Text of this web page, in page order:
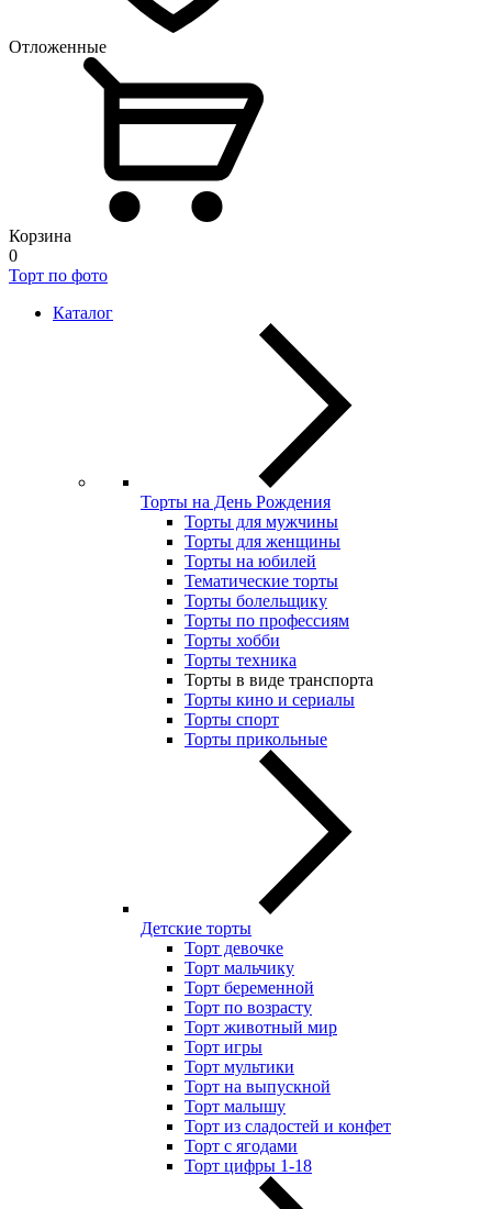
Отложенные
Корзина
0
Торт по фото
Каталог
Торты на День Рождения
Торты для мужчины
Торты для женщины
Торты на юбилей
Тематические торты
Торты болельщику
Торты по профессиям
Торты хобби
Торты техника
Торты в виде транспорта
Торты кино и сериалы
Торты спорт
Торты прикольные
Детские торты
Торт девочке
Торт мальчику
Торт беременной
Торт по возрасту
Торт животный мир
Торт игры
Торт мультики
Торт на выпускной
Торт малышу
Торт из сладостей и конфет
Торт с ягодами
Торт цифры 1-18